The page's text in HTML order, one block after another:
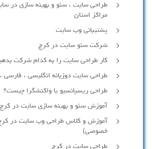
طراحی سایت ، سئو و بهینه سازی در
مراکز استان
پشتیبانی وب سایت
شرکت سئو سایت در کرج
کار طراحی سایت را به کدام شرکت
طراحی سایت دوزبانه انگلیسی ،
طراحی ریسپانسیو یا واکنشگرا چیست؟
آموزش سئو و بهینه سازی سایت در کرج
آموزش و کلاس طراحی وب سایت در
خصوصی)
طراحی سایت در کرج